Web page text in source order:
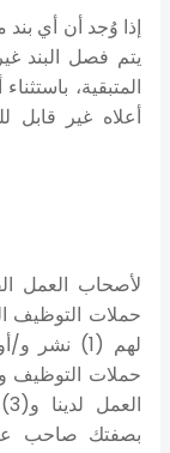
إذا وُجد أن أي بند
يتم فصل البند
المتبقية،
أعلاه غير قابل
حملات التوظيف
حملات التوظيف
بصفتك صاحب